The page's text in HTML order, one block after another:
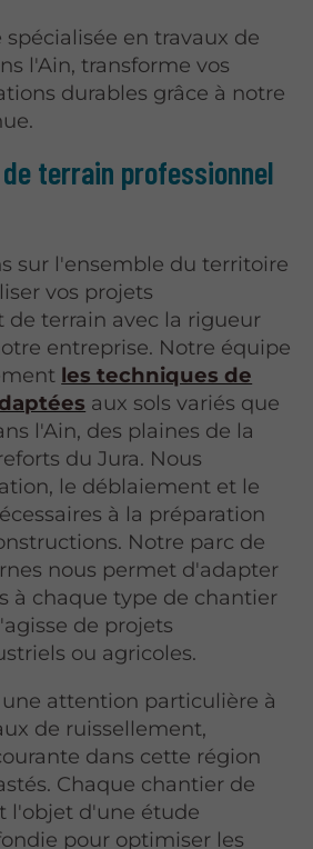
spécialisée en travaux de
l'Ain, transforme vos
durables grâce à notre
terrain professionnel
sur l'ensemble du territoire
vos projets
terrain avec la rigueur
entreprise. Notre équipe
les techniques de
aux sols variés que
l'Ain, des plaines de la
du Jura. Nous
le déblaiement et le
à la préparation
Notre parc de
nous permet d'adapter
à chaque type de chantier
de projets
ou agricoles.
attention particulière à
de ruissellement,
dans cette région
Chaque chantier de
l'objet d'une étude
pour optimiser les